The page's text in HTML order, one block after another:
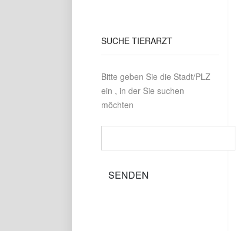
SUCHE TIERARZT
Bitte geben Sie die Stadt/PLZ
ein , in der Sie suchen
möchten